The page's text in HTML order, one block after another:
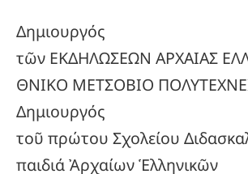
Δημιουργός
τῶν ΕΚΔΗΛΩΣΕΩΝ ΑΡΧΑΙΑΣ
ΘΝΙΚΟ ΜΕΤΣΟΒΙΟ
Δημιουργός
τοῦ πρώτου Σχολείου
παιδιά Ἀρχαίων Ἑλληνικῶν